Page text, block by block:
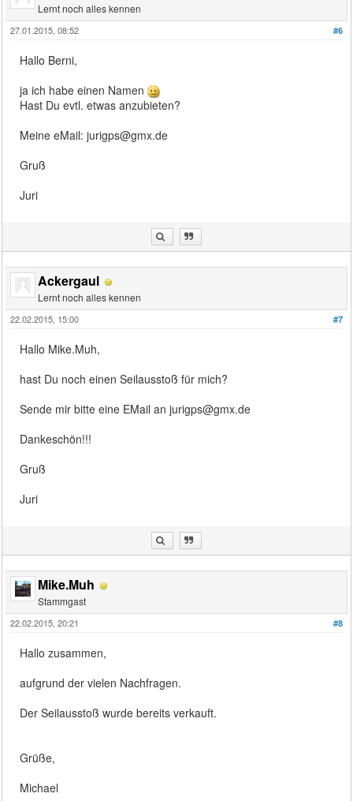
Lernt noch alles kennen
#6
27.01.2015, 08:52
Hallo Berni,
ja ich habe einen Namen
Hast Du evtl. etwas anzubieten?
Meine eMail: jurigps@gmx.de
Gruß
Juri
Ackergaul
Lernt noch alles kennen
#7
22.02.2015, 15:00
Hallo Mike.Muh,
hast Du noch einen Seilausstoß für mich?
Sende mir bitte eine EMail an jurigps@gmx.de
Dankeschön!!!
Gruß
Juri
Mike.Muh
Stammgast
#8
22.02.2015, 20:21
Hallo zusammen,
aufgrund der vielen Nachfragen.
Der Seilausstoß wurde bereits verkauft.
Grüße,
Michael